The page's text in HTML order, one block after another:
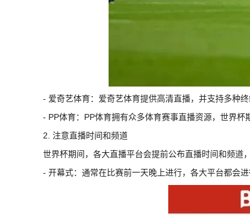
- 爱奇艺体育：爱奇艺体育提供高清直播，并支持多种
- PP体育：PP体育拥有众多体育赛事直播资源，世界杯
2. 注意直播时间和频道
世界杯期间，各大直播平台会提前公布直播时间和频道
- 开幕式：通常在比赛前一天晚上进行，各大平台都会进